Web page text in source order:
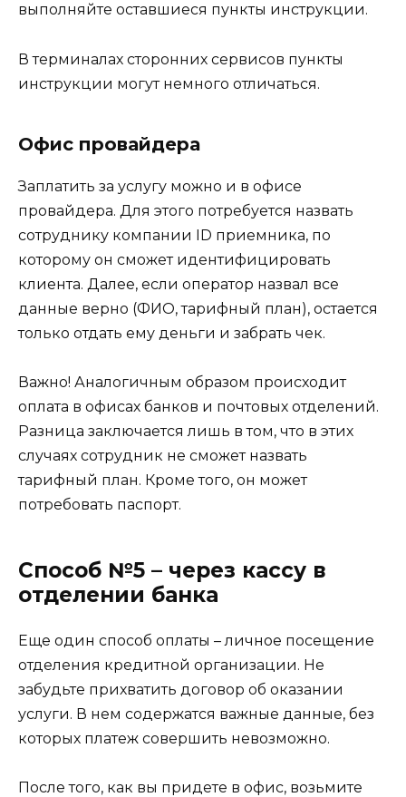
выполняйте оставшиеся пункты инструкции.
В терминалах сторонних сервисов пункты
инструкции могут немного отличаться.
Офис провайдера
Заплатить за услугу можно и в офисе
провайдера. Для этого потребуется назвать
сотруднику компании ID приемника, по
которому он сможет идентифицировать
клиента. Далее, если оператор назвал все
данные верно (ФИО, тарифный план), остается
только отдать ему деньги и забрать чек.
Важно! Аналогичным образом происходит
оплата в офисах банков и почтовых отделений.
Разница заключается лишь в том, что в этих
случаях сотрудник не сможет назвать
тарифный план. Кроме того, он может
потребовать паспорт.
Способ №5 – через кассу в
отделении банка
Еще один способ оплаты – личное посещение
отделения кредитной организации. Не
забудьте прихватить договор об оказании
услуги. В нем содержатся важные данные, без
которых платеж совершить невозможно.
После того, как вы придете в офис, возьмите